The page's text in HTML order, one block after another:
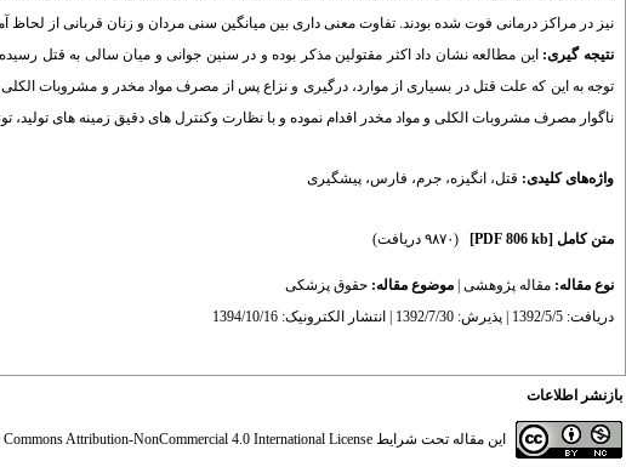
نیز در مراکز درمانی فوت شده بودند. تفاوت معنی داری بین میانگین سنی مردان و زنان قربانی از لحاظ
نتیجه‏ گیری: این مطالعه نشان داد اکثر مقتولین مذکر بوده و در سنین جوانی و میان سالی به قتل
توجه به این که علت قتل در بسیاری از موارد، درگیری و نزاع پس از مصرف مواد مخدر و مشروبات
ناگوار مصرف مشروبات الکلی و مواد مخدر اقدام نموده و با نظارت وکنترل­ های دقیق زمینه ­های تولید،
واژه‌های کلیدی: قتل، انگیزه، جرم، فارس، پیشگیری
متن کامل [PDF 806 kb] (۹۸۷۰ دریافت)
نوع مقاله: مقاله پژوهشی موضوع مقاله: حقوق پزشکی
دریافت: 1392/5/5 | پذیرش: 1392/7/30 | انتشار الکترونیک: 1394/10/16
بازنشر اطلاعات
این مقاله تحت شرایط Commons Attribution-NonCommercial 4.0 International License